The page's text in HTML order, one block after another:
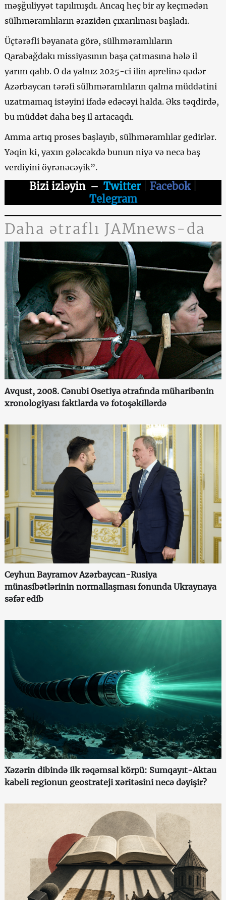
məşğuliyyət tapılmışdı. Ancaq heç bir ay keçmədən
sülhməramlıların ərazidən çıxarılması başladı.
Üçtərəfli bəyanata görə, sülhməramlıların
Qarabağdakı missiyasının başa çatmasına hələ il
yarım qalıb. O da yalnız 2025-ci ilin aprelinə qədər
Azərbaycan tərəfi sülhməramlıların qalma müddətini
uzatmamaq istəyini ifadə edəcəyi halda. Əks təqdirdə,
bu müddət daha beş il artacaqdı.
Amma artıq proses başlayıb, sülhməramlılar gedirlər.
Yəqin ki, yaxın gələcəkdə bunun niyə və necə baş
verdiyini öyrənəcəyik”.
Bizi izləyin– Twitter| Facebok
Telegram
Daha ətraflı JAMnews-da
Avqust, 2008. Cənubi Osetiya ətrafında müharibənin
xronologiyası faktlarda və fotoşəkillərdə
Ceyhun Bayramov Azərbaycan-Rusiya
münasibətlərinin normallaşması fonunda Ukraynaya
səfər edib
Xəzərin dibində ilk rəqəmsal körpü: Sumqayıt-Aktau
kabeli regionun geostrateji xəritəsini necə dəyişir?